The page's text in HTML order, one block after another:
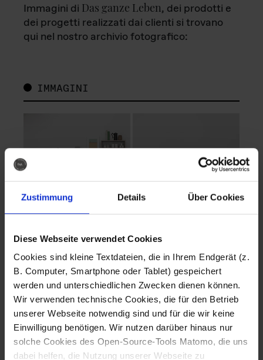
Zustimmung Details Über Cookies
Diese Webseite verwendet Cookies
Cookies sind kleine Textdateien, die in Ihrem Endgerät (z.
B. Computer, Smartphone oder Tablet) gespeichert
werden und unterschiedlichen Zwecken dienen können.
Wir verwenden technische Cookies, die für den Betrieb
unserer Webseite notwendig sind und für die wir keine
Einwilligung benötigen. Wir nutzen darüber hinaus nur
solche Cookies des Open-Source-Tools Matomo, die uns
dabei helfen, die Nutzung unserer Webseite zu
Immagini di Das ganze Leben, dei prodotti e
dei progetti realizzati dai clienti si trovano
qui nel nostro archivio fotografico:
IMMAGINI
Fotografo: Lorenz
Sternbach
Download
Fotografo: Lorenz
Sternbach
Download